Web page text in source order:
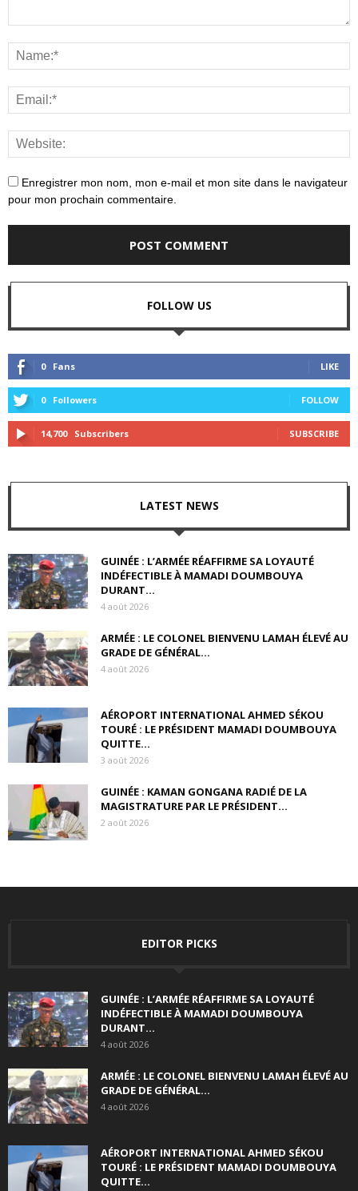
Enregistrer mon nom, mon e-mail et mon site dans le navigateur
pour mon prochain commentaire.
FOLLOW US
0 Fans LIKE
0 Followers FOLLOW
14,700 Subscribers SUBSCRIBE
LATEST NEWS
GUINÉE : L’ARMÉE RÉAFFIRME SA LOYAUTÉ
INDÉFECTIBLE À MAMADI DOUMBOUYA
DURANT...
4 août 2026
ARMÉE : LE COLONEL BIENVENU LAMAH ÉLEVÉ AU
GRADE DE GÉNÉRAL...
4 août 2026
AÉROPORT INTERNATIONAL AHMED SÉKOU
TOURÉ : LE PRÉSIDENT MAMADI DOUMBOUYA
QUITTE...
3 août 2026
GUINÉE : KAMAN GONGANA RADIÉ DE LA
MAGISTRATURE PAR LE PRÉSIDENT...
2 août 2026
EDITOR PICKS
GUINÉE : L’ARMÉE RÉAFFIRME SA LOYAUTÉ
INDÉFECTIBLE À MAMADI DOUMBOUYA
DURANT...
4 août 2026
ARMÉE : LE COLONEL BIENVENU LAMAH ÉLEVÉ AU
GRADE DE GÉNÉRAL...
4 août 2026
AÉROPORT INTERNATIONAL AHMED SÉKOU
TOURÉ : LE PRÉSIDENT MAMADI DOUMBOUYA
QUITTE...